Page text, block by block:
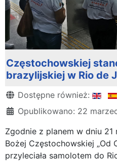
Częstochowskiej
brazylijskiej w Rio de
Szczegóły
Dostępne również:
Opublikowano: 22
Zgodnie z planem w dniu
Bożej Częstochowskiej „Od
przyleciała samolotem do